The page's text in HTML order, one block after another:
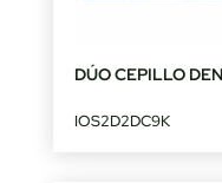
DÚO CEPILLO
IOS2D2DC9K